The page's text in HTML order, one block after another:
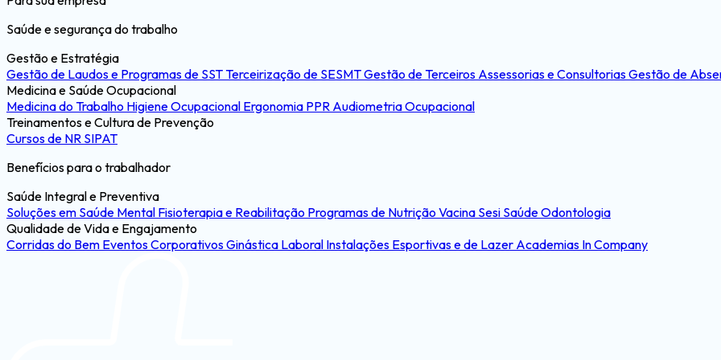
Saúde e segurança do trabalho
Gestão e Estratégia
Gestão de Laudos e Programas de SSTTerceirização de SESMTGestão de Terceiros Assessorias e ConsultoriasGestão de
Medicina e Saúde Ocupacional
Medicina do Trabalho Higiene Ocupacional Ergonomia PPR Audiometria Ocupacional
Treinamentos e Cultura de Prevenção
Cursos de NR SIPAT
Benefícios para o trabalhador
Saúde Integral e Preventiva
Soluções em Saúde Mental Fisioterapia e Reabilitação Programas de Nutrição Vacina Sesi SaúdeOdontologia
Qualidade de Vida e Engajamento
Corridas do Bem Eventos CorporativosGinástica Laboral Instalações Esportivas e de Lazer Academias In Company